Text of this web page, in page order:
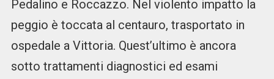
Pedalino e Roccazzo. Nel violento impatto la
peggio è toccata al centauro, trasportato in
ospedale a Vittoria. Quest’ultimo è ancora
sotto trattamenti diagnostici ed esami